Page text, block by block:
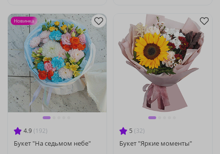
4.9 (192)
Букет "На седьмом небе"
Новинка
5 (32)
Букет "Яркие моменты"